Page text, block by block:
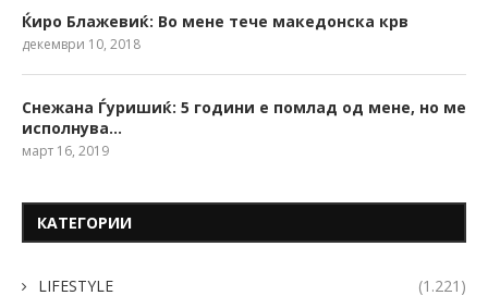
Ќиро Блажевиќ: Во мене тече македонска крв
декември 10, 2018
Снежана Ѓуришиќ: 5 години е помлад од мене, но ме
исполнува…
март 16, 2019
КАТЕГОРИИ
LIFESTYLE (1.221)